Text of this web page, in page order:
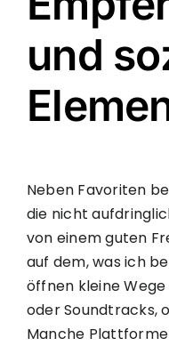
und
Neben Favoriten
die nicht
von einem guten
auf dem, was ich
öffnen kleine
oder Soundtracks,
Manche